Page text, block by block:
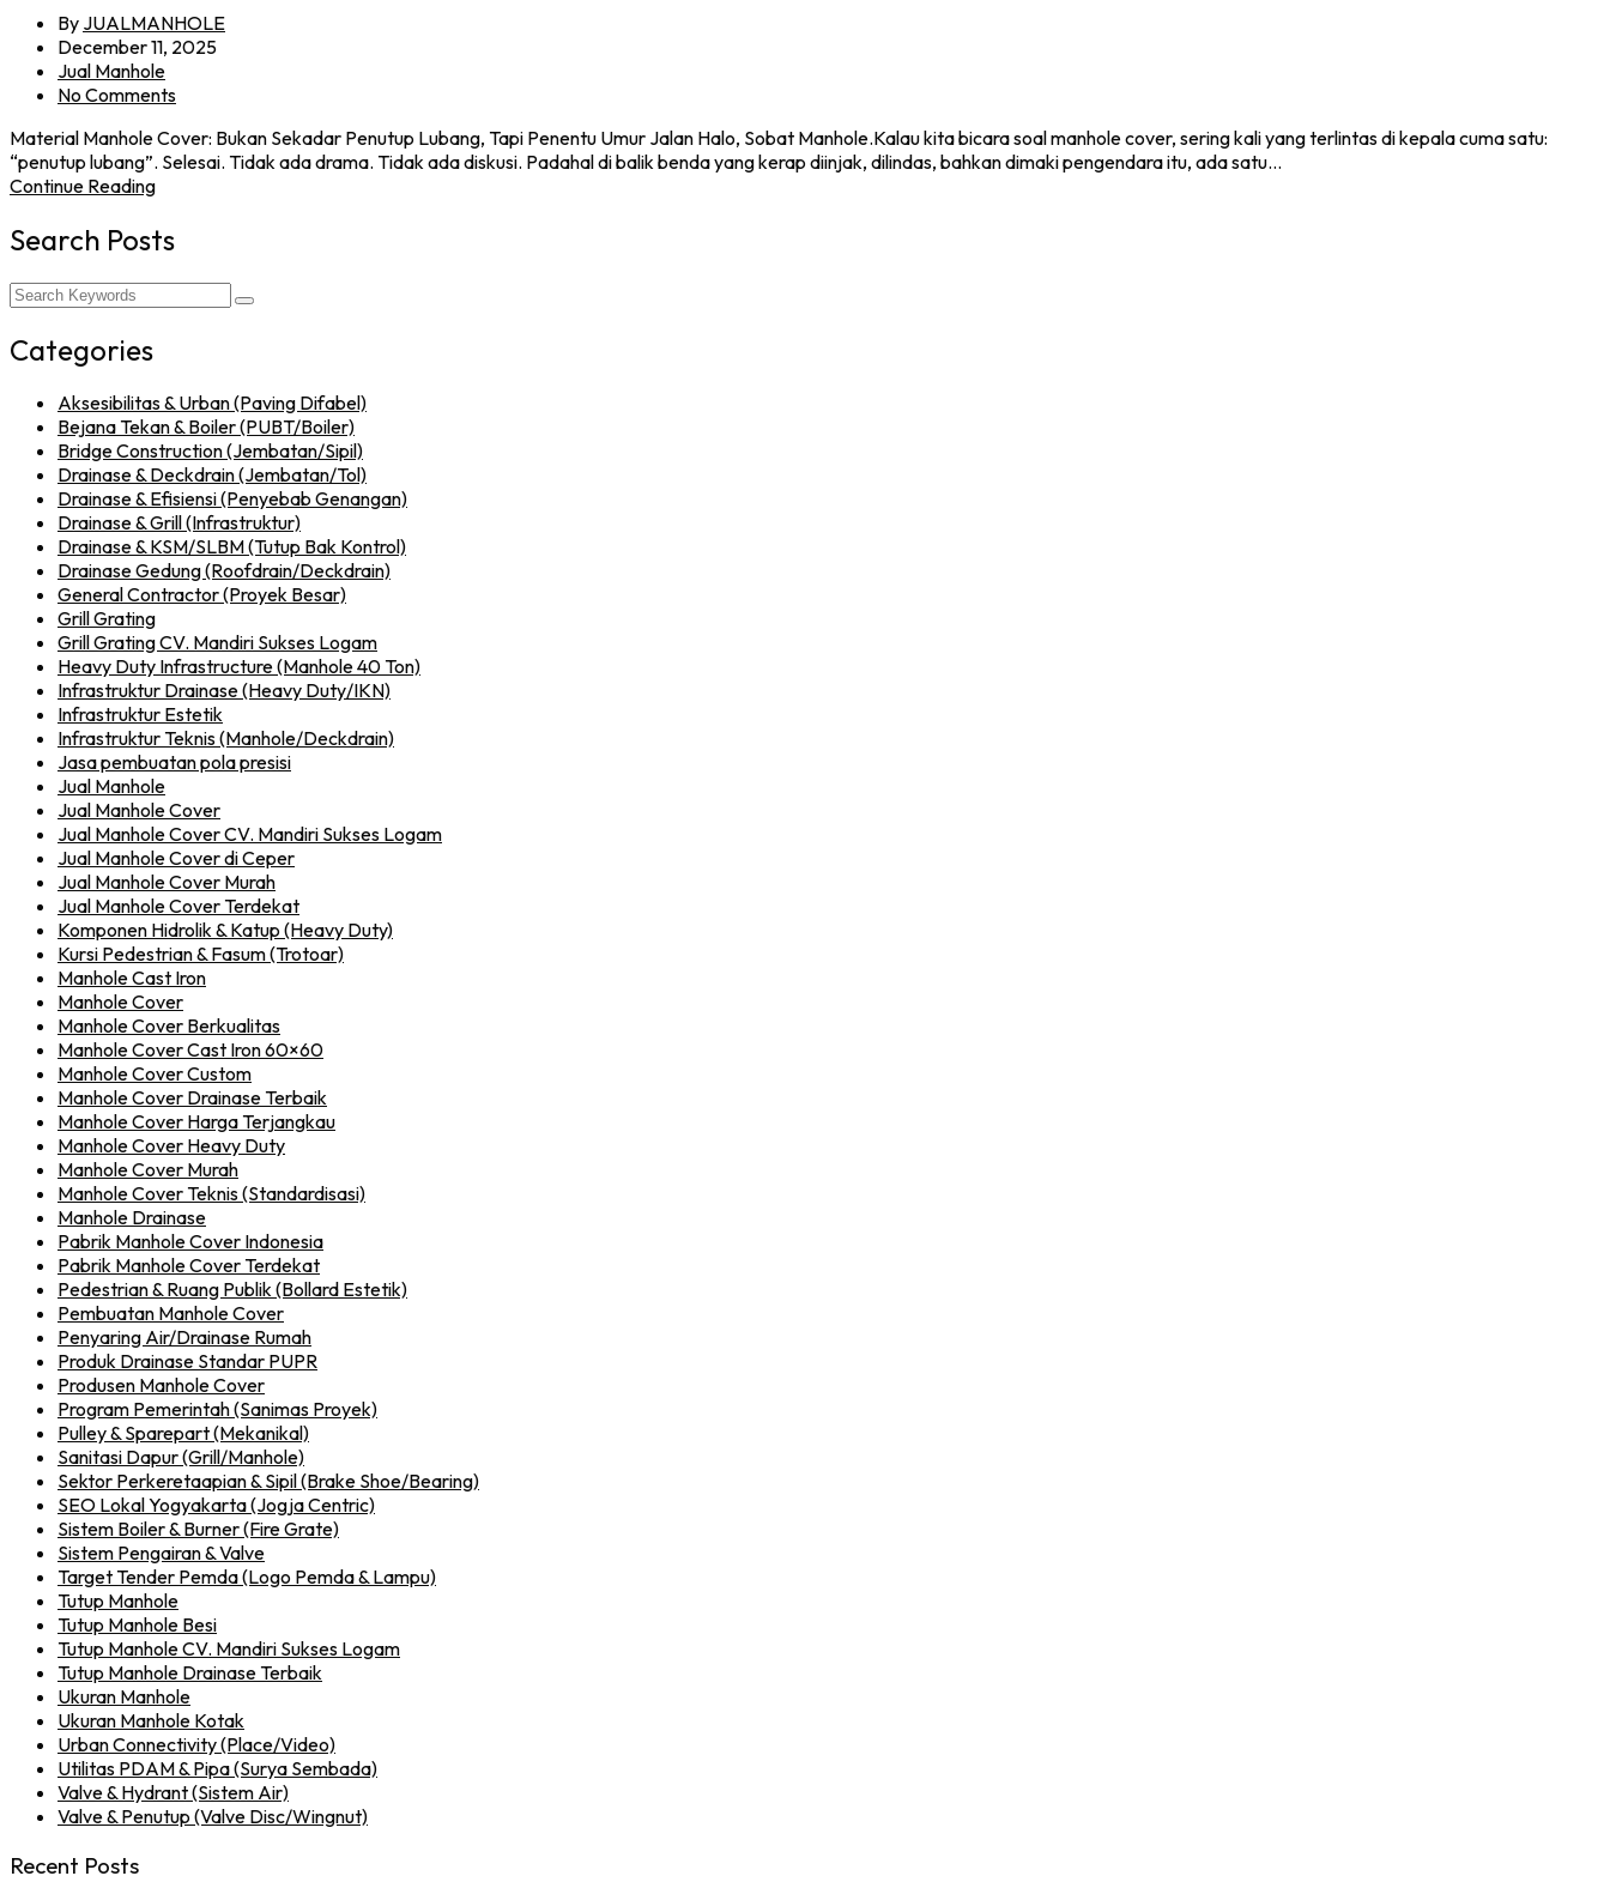
By JUALMANHOLE
December 11, 2025
Jual Manhole
No Comments
Material Manhole Cover: Bukan Sekadar Penutup Lubang, Tapi Penentu Umur Jalan Halo, Sobat Manhole.Kalau kita bicara soal manhole cover, sering kali yang terlintas di kepala cuma satu:
“penutup lubang”. Selesai. Tidak ada drama. Tidak ada diskusi. Padahal di balik benda yang kerap diinjak, dilindas, bahkan dimaki pengendara itu, ada satu…
Continue Reading
Search Posts
Categories
Aksesibilitas & Urban (Paving Difabel)
Bejana Tekan & Boiler (PUBT/Boiler)
Bridge Construction (Jembatan/Sipil)
Drainase & Deckdrain (Jembatan/Tol)
Drainase & Efisiensi (Penyebab Genangan)
Drainase & Grill (Infrastruktur)
Drainase & KSM/SLBM (Tutup Bak Kontrol)
Drainase Gedung (Roofdrain/Deckdrain)
General Contractor (Proyek Besar)
Grill Grating
Grill Grating CV. Mandiri Sukses Logam
Heavy Duty Infrastructure (Manhole 40 Ton)
Infrastruktur Drainase (Heavy Duty/IKN)
Infrastruktur Estetik
Infrastruktur Teknis (Manhole/Deckdrain)
Jasa pembuatan pola presisi
Jual Manhole
Jual Manhole Cover
Jual Manhole Cover CV. Mandiri Sukses Logam
Jual Manhole Cover di Ceper
Jual Manhole Cover Murah
Jual Manhole Cover Terdekat
Komponen Hidrolik & Katup (Heavy Duty)
Kursi Pedestrian & Fasum (Trotoar)
Manhole Cast Iron
Manhole Cover
Manhole Cover Berkualitas
Manhole Cover Cast Iron 60×60
Manhole Cover Custom
Manhole Cover Drainase Terbaik
Manhole Cover Harga Terjangkau
Manhole Cover Heavy Duty
Manhole Cover Murah
Manhole Cover Teknis (Standardisasi)
Manhole Drainase
Pabrik Manhole Cover Indonesia
Pabrik Manhole Cover Terdekat
Pedestrian & Ruang Publik (Bollard Estetik)
Pembuatan Manhole Cover
Penyaring Air/Drainase Rumah
Produk Drainase Standar PUPR
Produsen Manhole Cover
Program Pemerintah (Sanimas Proyek)
Pulley & Sparepart (Mekanikal)
Sanitasi Dapur (Grill/Manhole)
Sektor Perkeretaapian & Sipil (Brake Shoe/Bearing)
SEO Lokal Yogyakarta (Jogja Centric)
Sistem Boiler & Burner (Fire Grate)
Sistem Pengairan & Valve
Target Tender Pemda (Logo Pemda & Lampu)
Tutup Manhole
Tutup Manhole Besi
Tutup Manhole CV. Mandiri Sukses Logam
Tutup Manhole Drainase Terbaik
Ukuran Manhole
Ukuran Manhole Kotak
Urban Connectivity (Place/Video)
Utilitas PDAM & Pipa (Surya Sembada)
Valve & Hydrant (Sistem Air)
Valve & Penutup (Valve Disc/Wingnut)
Recent Posts